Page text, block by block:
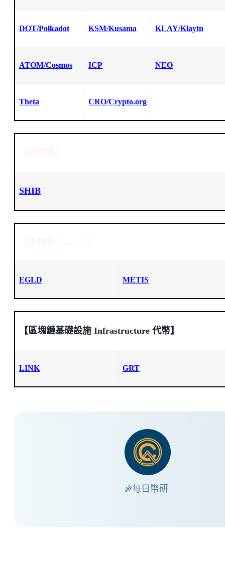
DOT/Polkadot KSM/Kusama KLAY/Klaytn
ATOM/Cosmos ICP NEO
Theta CRO/Crypto.org
SHIB
EGLD METIS
【區塊鏈基礎設施 Infrastructure 代幣】
LINK GRT
每日幣研